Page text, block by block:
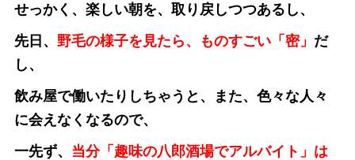
せっかく、楽しい朝を、取り戻しつつあるし、
先日、 野毛の様子を見たら、ものすごい「密」 だ
し、
飲み屋で働いたりしちゃうと、また、色々な人々
に会えなくなるので、
一先ず、 当分「趣味の八郎酒場でアルバイト」は